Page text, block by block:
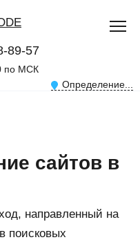
89-57
по МСК
Определение...
сайтов в
направленный на
поисковых